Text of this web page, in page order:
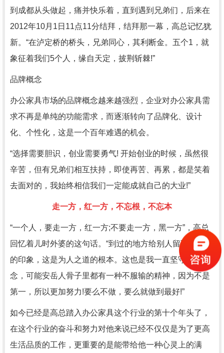
到成都从头做起，痛并快乐着，直到遇到兄弟们，后来在
2012年10月1日11点11分结拜，结拜那一幕，高总记忆犹
新。“在泸定桥的桥头，兄弟同心，其利断金。五个1，就
象征着我们5个人，缘自天定，披荆斩棘!”
品牌概念
办公家具市场的品牌概念越来越强烈，企业对办公家具需
求不再是单纯的功能需求，而逐渐转向了品牌化、设计
化、个性化，这是一个百年难遇的机会。
“选择需要胆识，创业需要勇气! 开始创业的时候，虽然很
辛苦，但有兄弟们相互扶持，即使再苦、再累，都是笑着
去面对的，我始终相信我们一定能成就自己的大业!”
走一方，红一方，不忘根，不忘本
“一个人，要走一方，红一方;不要走一方，黑一方”，高总
回忆着儿时外婆的这句话。“到过的地方给别人留下一个好
的印象，这是为人之道的根本。这也是我一直坚守的信
念，可能安岳人骨子里都有一种不服输的精神，因为不是
第一，所以更加努力!要么不做，要么就做到最好!”
如今已经是高总踏入办公家具这个行业的第十个年头了，
在这个行业的奋斗和努力对他来说已经不仅仅是为了更高
生活品质的工作，更重要的是能带给他一种心灵上的满